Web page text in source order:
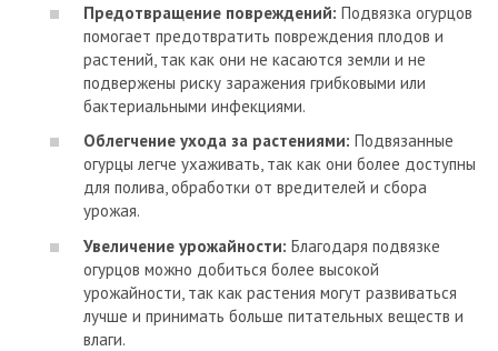
Предотвращение повреждений: Подвязка огурцов
помогает предотвратить повреждения плодов и
растений, так как они не касаются земли и не
подвержены риску заражения грибковыми или
бактериальными инфекциями.
Облегчение ухода за растениями: Подвязанные
огурцы легче ухаживать, так как они более доступны
для полива, обработки от вредителей и сбора
урожая.
Увеличение урожайности: Благодаря подвязке
огурцов можно добиться более высокой
урожайности, так как растения могут развиваться
лучше и принимать больше питательных веществ и
влаги.